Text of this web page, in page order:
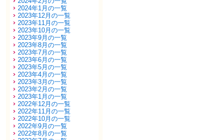
2024年1月の一覧
2023年12月の一覧
2023年11月の一覧
2023年10月の一覧
2023年9月の一覧
2023年8月の一覧
2023年7月の一覧
2023年6月の一覧
2023年5月の一覧
2023年4月の一覧
2023年3月の一覧
2023年2月の一覧
2023年1月の一覧
2022年12月の一覧
2022年11月の一覧
2022年10月の一覧
2022年9月の一覧
2022年8月の一覧